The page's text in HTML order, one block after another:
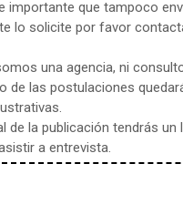
que tampoco
lo solicite por favor
una agencia, ni
de las postulaciones
la publicación tendrás un
a entrevista.